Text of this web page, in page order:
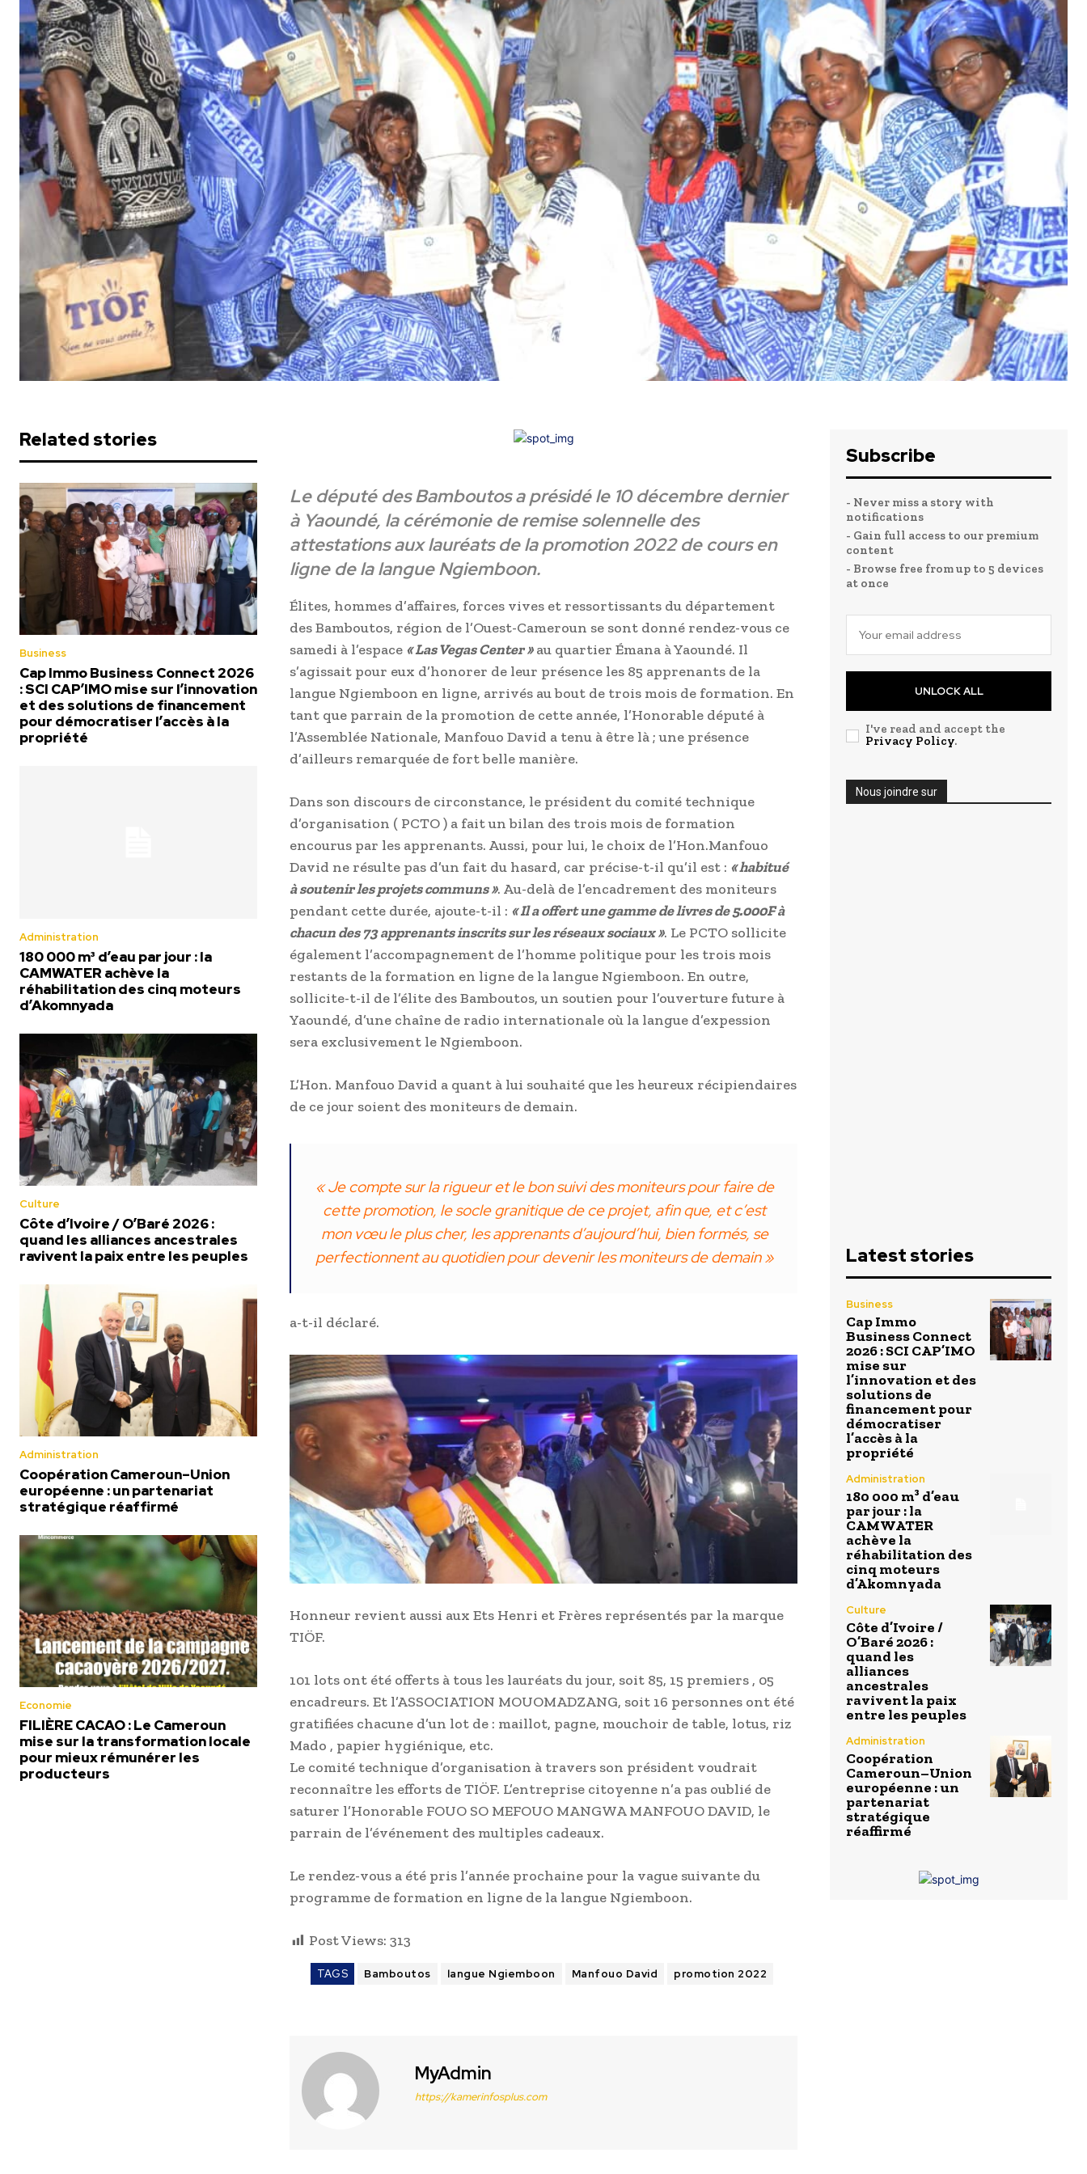
Related stories
Business
Cap Immo Business Connect 2026
: SCI CAP’IMO mise sur l’innovation
et des solutions de financement
pour démocratiser l’accès à la
propriété
Administration
180 000 m³ d’eau par jour : la
CAMWATER achève la
réhabilitation des cinq moteurs
d’Akomnyada
Culture
Côte d’Ivoire / O’Baré 2026 :
quand les alliances ancestrales
ravivent la paix entre les peuples
Administration
Coopération Cameroun–Union
européenne : un partenariat
stratégique réaffirmé
Economie
FILIÈRE CACAO : Le Cameroun
mise sur la transformation locale
pour mieux rémunérer les
producteurs
Le député des Bamboutos a présidé le 10 décembre dernier
à Yaoundé, la cérémonie de remise solennelle des
attestations aux lauréats de la promotion 2022 de cours en
ligne de la langue Ngiemboon.
Élites, hommes d’affaires, forces vives et ressortissants du département
des Bamboutos, région de l’Ouest-Cameroun se sont donné rendez-vous ce
samedi à l’espace « Las Vegas Center » au quartier Émana à Yaoundé. Il
s’agissait pour eux d’honorer de leur présence les 85 apprenants de la
langue Ngiemboon en ligne, arrivés au bout de trois mois de formation. En
tant que parrain de la promotion de cette année, l’Honorable député à
l’Assemblée Nationale, Manfouo David a tenu à être là ; une présence
d’ailleurs remarquée de fort belle manière.
Dans son discours de circonstance, le président du comité technique
d’organisation ( PCTO ) a fait un bilan des trois mois de formation
encourus par les apprenants. Aussi, pour lui, le choix de l’Hon.Manfouo
David ne résulte pas d’un fait du hasard, car précise-t-il qu’il est : « habitué
à soutenir les projets communs ». Au-delà de l’encadrement des moniteurs
pendant cette durée, ajoute-t-il : « Il a offert une gamme de livres de 5.000F à
chacun des 73 apprenants inscrits sur les réseaux sociaux ». Le PCTO sollicite
également l’accompagnement de l’homme politique pour les trois mois
restants de la formation en ligne de la langue Ngiemboon. En outre,
sollicite-t-il de l’élite des Bamboutos, un soutien pour l’ouverture future à
Yaoundé, d’une chaîne de radio internationale où la langue d’expession
sera exclusivement le Ngiemboon.
L’Hon. Manfouo David a quant à lui souhaité que les heureux récipiendaires
de ce jour soient des moniteurs de demain.
« Je compte sur la rigueur et le bon suivi des moniteurs pour faire de
cette promotion, le socle granitique de ce projet, afin que, et c’est
mon vœu le plus cher, les apprenants d’aujourd’hui, bien formés, se
perfectionnent au quotidien pour devenir les moniteurs de demain »
a-t-il déclaré.
Honneur revient aussi aux Ets Henri et Frères représentés par la marque
TIÖF.
101 lots ont été offerts à tous les lauréats du jour, soit 85, 15 premiers , 05
encadreurs. Et l’ASSOCIATION MOUOMADZANG, soit 16 personnes ont été
gratifiées chacune d’un lot de : maillot, pagne, mouchoir de table, lotus, riz
Mado , papier hygiénique, etc.
Le comité technique d’organisation à travers son président voudrait
reconnaître les efforts de TIÖF. L’entreprise citoyenne n’a pas oublié de
saturer l’Honorable FOUO SO MEFOUO MANGWA MANFOUO DAVID, le
parrain de l’événement des multiples cadeaux.
Le rendez-vous a été pris l’année prochaine pour la vague suivante du
programme de formation en ligne de la langue Ngiemboon.
Post Views: 313
TAGS Bamboutos langue Ngiemboon Manfouo David promotion 2022
MyAdmin
https://kamerinfosplus.com
Subscribe
- Never miss a story with
notifications
- Gain full access to our premium
content
- Browse free from up to 5 devices
at once
UNLOCK ALL
I've read and accept the
Privacy Policy.
Nous joindre sur
Latest stories
Business
Cap Immo
Business Connect
2026 : SCI CAP’IMO
mise sur
l’innovation et des
solutions de
financement pour
démocratiser
l’accès à la
propriété
Administration
180 000 m³ d’eau
par jour : la
CAMWATER
achève la
réhabilitation des
cinq moteurs
d’Akomnyada
Culture
Côte d’Ivoire /
O’Baré 2026 :
quand les
alliances
ancestrales
ravivent la paix
entre les peuples
Administration
Coopération
Cameroun–Union
européenne : un
partenariat
stratégique
réaffirmé